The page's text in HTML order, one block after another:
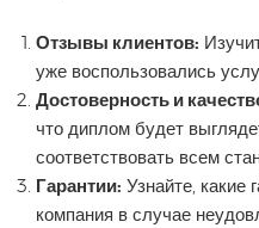
Отзывы клиентов:
уже воспользовались
Достоверность и
что диплом будет
соответствовать всем
Гарантии: Узнайте, какие
компания в случае